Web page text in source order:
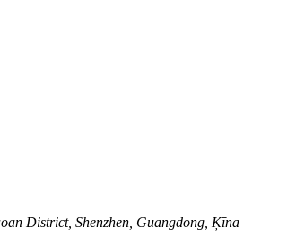
District, Shenzhen, Guangdong, Ķīna